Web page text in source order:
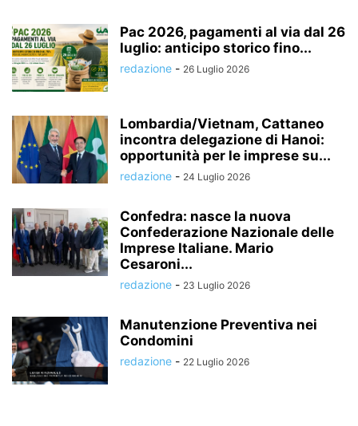
Pac 2026, pagamenti al via dal 26
luglio: anticipo storico fino...
redazione - 26 Luglio 2026
Lombardia/Vietnam, Cattaneo
incontra delegazione di Hanoi:
opportunità per le imprese su...
redazione - 24 Luglio 2026
Confedra: nasce la nuova
Confederazione Nazionale delle
Imprese Italiane. Mario
Cesaroni...
redazione - 23 Luglio 2026
Manutenzione Preventiva nei
Condomini
redazione - 22 Luglio 2026